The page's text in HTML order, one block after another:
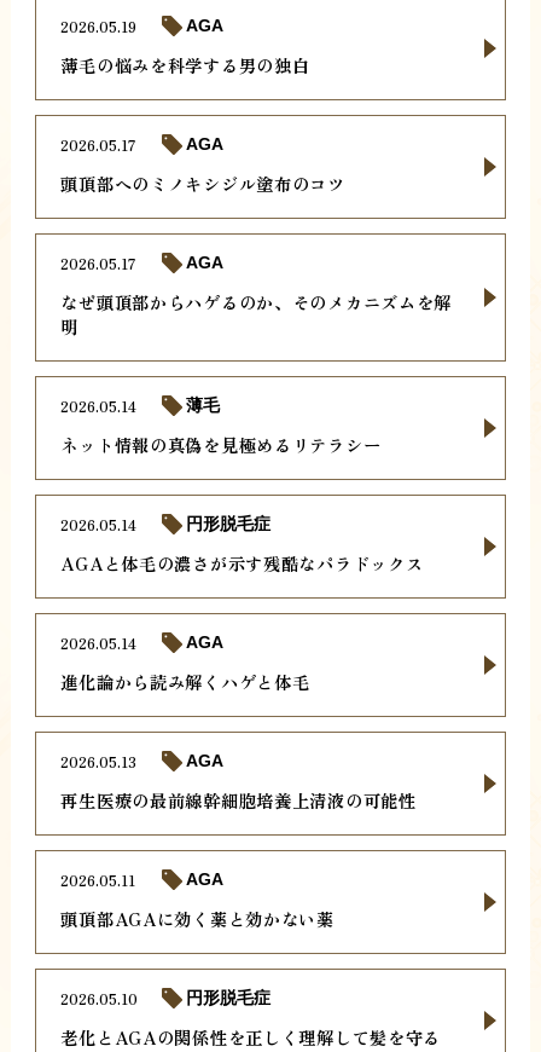
薄毛の悩みを科学する男の独白
2026.05.19 AGA
頭頂部へのミノキシジル塗布のコツ
2026.05.17 AGA
なぜ頭頂部からハゲるのか、そのメカニズムを解
明
2026.05.17 AGA
ネット情報の真偽を見極めるリテラシー
2026.05.14 薄毛
AGAと体毛の濃さが示す残酷なパラドックス
2026.05.14 円形脱毛症
進化論から読み解くハゲと体毛
2026.05.14 AGA
再生医療の最前線幹細胞培養上清液の可能性
2026.05.13 AGA
頭頂部AGAに効く薬と効かない薬
2026.05.11 AGA
老化とAGAの関係性を正しく理解して髪を守る
2026.05.10 円形脱毛症